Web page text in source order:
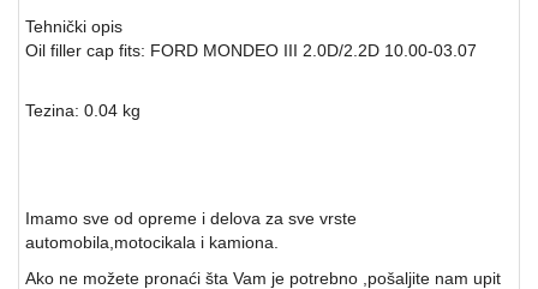
Tehnički opis
Oil filler cap fits: FORD MONDEO III 2.0D/2.2D 10.00-03.07
Tezina: 0.04 kg
Imamo sve od opreme i delova za sve vrste
automobila,motocikala i kamiona.
Ako ne možete pronaći šta Vam je potrebno ,pošaljite nam upit